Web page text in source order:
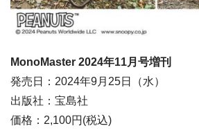
MonoMaster 2024年11月 号増刊
発売日：2024年9月25日（水）
出版社：宝島社
価格：2,100円(税込)